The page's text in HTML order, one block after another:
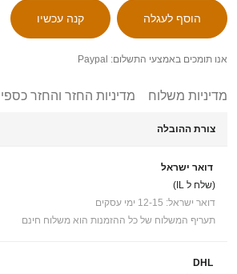
אנו תומכים באמצעי התשלום: Paypal
מדיניות משלוח מדיניות החזר והחזר כספי
צורת ההובלה
דואר ישראל
(שלח ל IL)
דואר ישראל: 12-15 ימי עסקים
תעריף המשלוח של כל ההזמנות הוא משלוח חינם
DHL